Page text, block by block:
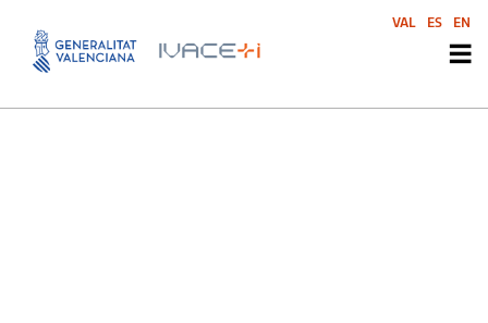
Parque Científico UMH
VAL ES EN